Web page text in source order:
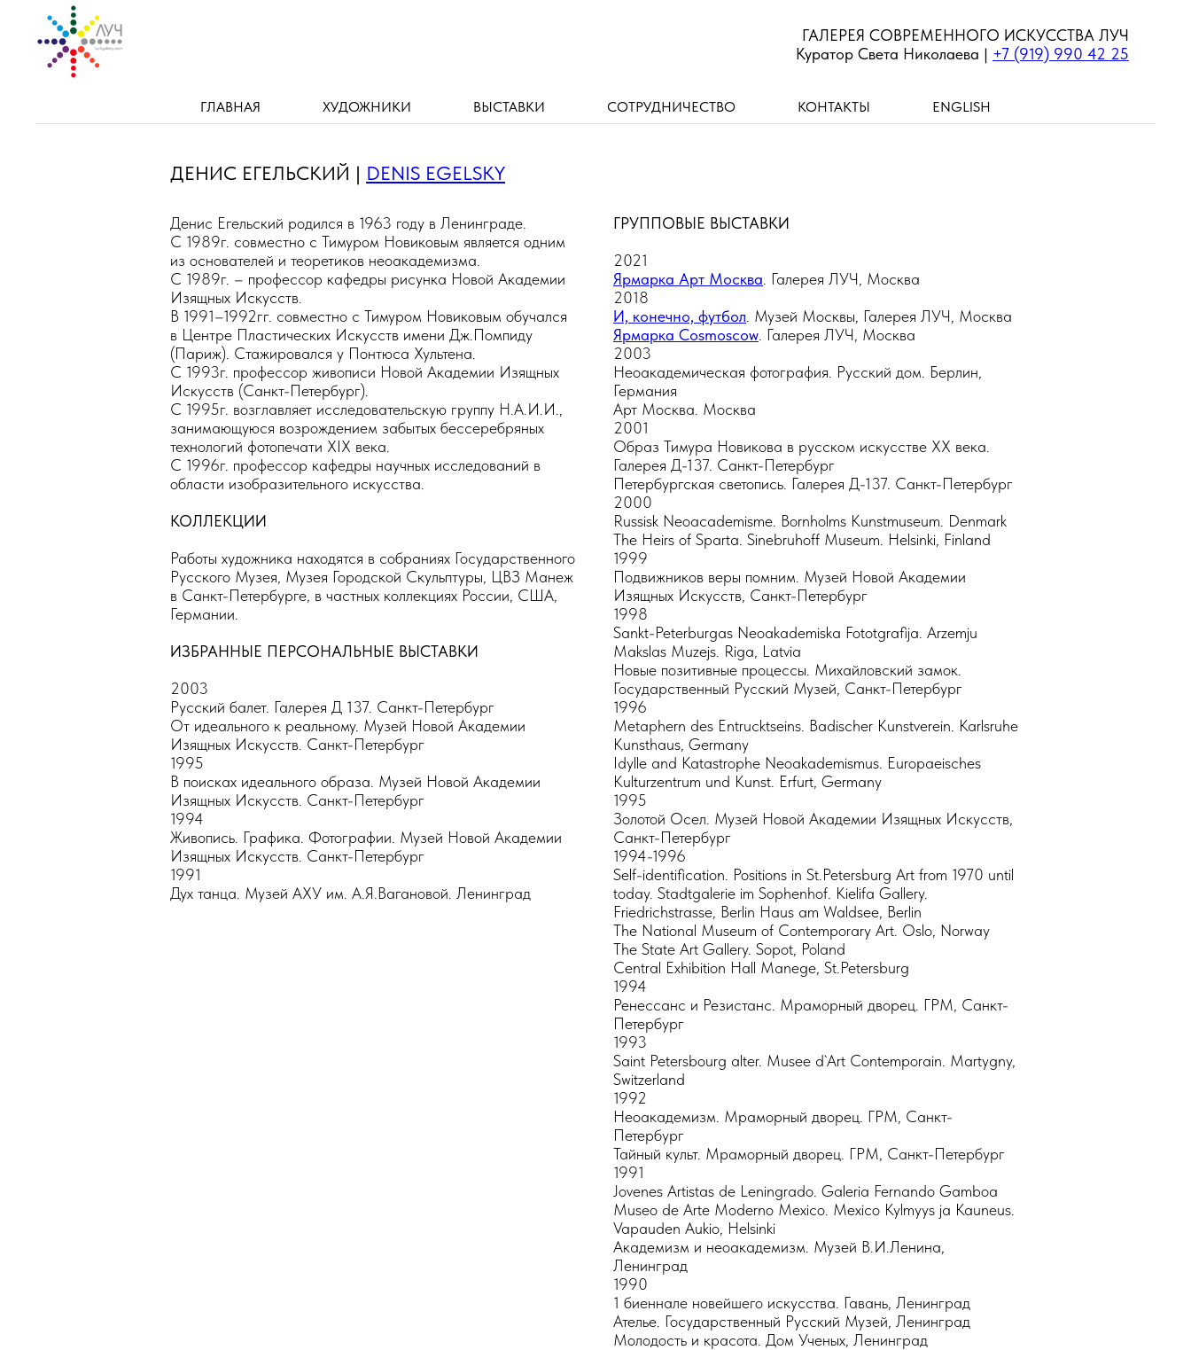
ГАЛЕРЕЯ СОВРЕМЕННОГО ИСКУССТВА ЛУЧ
Куратор Света Николаева | +7 (919) 990 42 25
ГЛАВНАЯ ХУДОЖНИКИ ВЫСТАВКИ СОТРУДНИЧЕСТВО КОНТАКТЫ ENGLISH
ДЕНИС ЕГЕЛЬСКИЙ | DENIS EGELSKY
Денис Егельский родился в 1963 году в Ленинграде.
С 1989г. совместно с Тимуром Новиковым является одним
из основателей и теоретиков неоакадемизма.
С 1989г. – профессор кафедры рисунка Новой Академии
Изящных Искусств.
В 1991–1992гг. совместно с Тимуром Новиковым обучался
в Центре Пластических Искусств имени Дж.Помпиду
(Париж). Стажировался у Понтюса Хультена.
С 1993г. профессор живописи Новой Академии Изящных
Искусств (Санкт-Петербург).
С 1995г. возглавляет исследовательскую группу Н.А.И.И.,
занимающуюся возрождением забытых бессеребряных
технологий фотопечати XIX века.
С 1996г. профессор кафедры научных исследований в
области изобразительного искусства.
КОЛЛЕКЦИИ
Работы художника находятся в собраниях Государственного
Русского Музея, Музея Городской Скульптуры, ЦВЗ Манеж
в Санкт-Петербурге, в частных коллекциях России, США,
Германии.
ИЗБРАННЫЕ ПЕРСОНАЛЬНЫЕ ВЫСТАВКИ
2003
Русский балет. Галерея Д 137. Санкт-Петербург
От идеального к реальному. Музей Новой Академии
Изящных Искусств. Санкт-Петербург
1995
В поисках идеального образа. Музей Новой Академии
Изящных Искусств. Санкт-Петербург
1994
Живопись. Графика. Фотографии. Музей Новой Академии
Изящных Искусств. Санкт-Петербург
1991
Дух танца. Музей АХУ им. А.Я.Вагановой. Ленинград
ГРУППОВЫЕ ВЫСТАВКИ
2021
Ярмарка Арт Москва . Галерея ЛУЧ, Москва
2018
И, конечно, футбол . Музей Москвы, Галерея ЛУЧ, Москва
Ярмарка Cosmoscow . Галерея ЛУЧ, Москва
2003
Неоакадемическая фотография. Русский дом. Берлин,
Германия
Арт Москва. Москва
2001
Образ Тимура Новикова в русском искусстве XX века.
Галерея Д-137. Санкт-Петербург
Петербургская светопись. Галерея Д-137. Санкт-Петербург
2000
Russisk Neoacademisme. Bornholms Kunstmuseum. Denmark
The Heirs of Sparta. Sinebruhoff Museum. Helsinki, Finland
1999
Подвижников веры помним. Музей Новой Академии
Изящных Искусств, Санкт-Петербург
1998
Sankt-Peterburgas Neoakademiska Fototgrafija. Arzemju
Makslas Muzejs. Riga, Latvia
Новые позитивные процессы. Михайловский замок.
Государственный Русский Музей, Санкт-Петербург
1996
Metaphern des Entrucktseins. Badischer Kunstverein. Karlsruhe
Kunsthaus, Germany
Idylle and Katastrophe Neoakademismus. Europaeisches
Kulturzentrum und Kunst. Erfurt, Germany
1995
Золотой Осел. Музей Новой Академии Изящных Искусств,
Санкт-Петербург
1994-1996
Self-identification. Positions in St.Petersburg Art from 1970 until
today. Stadtgalerie im Sophenhof. Kielifa Gallery.
Friedrichstrasse, Berlin Haus am Waldsee, Berlin
The National Museum of Contemporary Art. Oslo, Norway
The State Art Gallery. Sopot, Poland
Central Exhibition Hall Manege, St.Petersburg
1994
Ренессанс и Резистанс. Мраморный дворец. ГРМ, Санкт-
Петербург
1993
Saint Petersbourg alter. Musee d`Art Contemporain. Martygny,
Switzerland
1992
Неоакадемизм. Мраморный дворец. ГРМ, Санкт-
Петербург
Тайный культ. Мраморный дворец. ГРМ, Санкт-Петербург
1991
Jovenes Artistas de Leningrado. Galeria Fernando Gamboa
Museo de Arte Moderno Mexico. Mexico Kylmyys ja Kauneus.
Vapauden Aukio, Helsinki
Академизм и неоакадемизм. Музей В.И.Ленина,
Ленинград
1990
1 биеннале новейшего искусства. Гавань, Ленинград
Ателье. Государственный Русский Музей, Ленинград
Молодость и красота. Дом Ученых, Ленинград